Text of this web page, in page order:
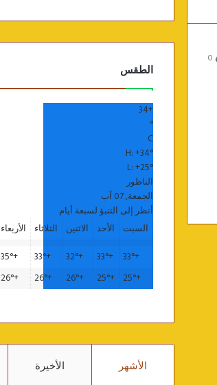
0
الطقس
+
34
°
C
H:+34°
L:+25°
الناظور
الجمعة, 07 آب
أنظر إلى التنبؤ لسبعة أيام
السبت
الأحد الاثنين الثلاثاء الأربعاء
+
33°
+
33°
+
32°
+
33°
+
35°
+
25°
+
25°
+
26°
+
26°
+
26°
الأشهر الأخيرة